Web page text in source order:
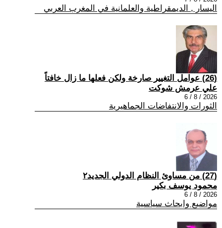
اليسار , الديمقراطية والعلمانية في المغرب العربي
(26) عوامل التغيير صارخة ولكن فعلها ما زال خافتاً
علي عرمش شوكت
2026 / 8 / 6
الثورات والانتفاضات الجماهيرية
(27) من مساوئ النظام الدولي الجديد٢
محمود يوسف بكير
2026 / 8 / 6
مواضيع وابحاث سياسية